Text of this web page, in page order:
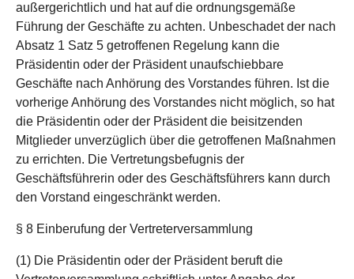
außergerichtlich und hat auf die ordnungsgemäße
Führung der Geschäfte zu achten. Unbeschadet der nach
Absatz 1 Satz 5 getroffenen Regelung kann die
Präsidentin oder der Präsident unaufschiebbare
Geschäfte nach Anhörung des Vorstandes führen. Ist die
vorherige Anhörung des Vorstandes nicht möglich, so hat
die Präsidentin oder der Präsident die beisitzenden
Mitglieder unverzüglich über die getroffenen Maßnahmen
zu errichten. Die Vertretungsbefugnis der
Geschäftsführerin oder des Geschäftsführers kann durch
den Vorstand eingeschränkt werden.
§ 8 Einberufung der Vertreterversammlung
(1) Die Präsidentin oder der Präsident beruft die